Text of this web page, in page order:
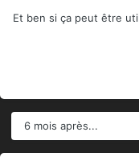
LOTR et de figurine
Et ben si ça peut être
6 mois après...